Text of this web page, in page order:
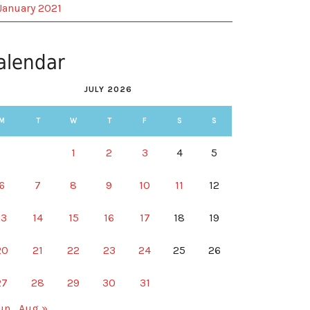
2021
JULY 2026
T W T F S S
1 2 3 4 5
7 8 9 10 11 12
14 15 16 17 18 19
21 22 23 24 25 26
28 29 30
31